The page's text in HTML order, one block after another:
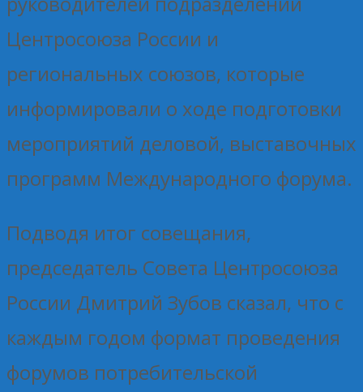
Центросоюза России и
региональных союзов, которые
информировали о ходе подготовки
мероприятий деловой, выставочных
программ Международного форума.
Подводя итог совещания,
председатель Совета Центросоюза
России Дмитрий Зубов сказал, что с
каждым годом формат проведения
форумов потребительской